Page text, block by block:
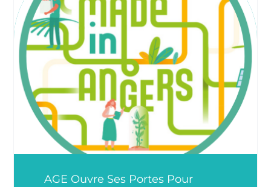
AGE Ouvre Ses Portes Pour